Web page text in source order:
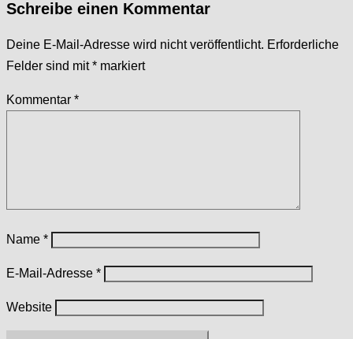
Schreibe einen Kommentar
Deine E-Mail-Adresse wird nicht veröffentlicht. Erforderliche
Felder sind mit* markiert
Kommentar *
Name *
E-Mail-Adresse *
Website